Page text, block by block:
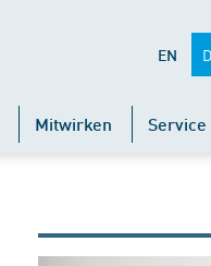
EN
Mitwirken